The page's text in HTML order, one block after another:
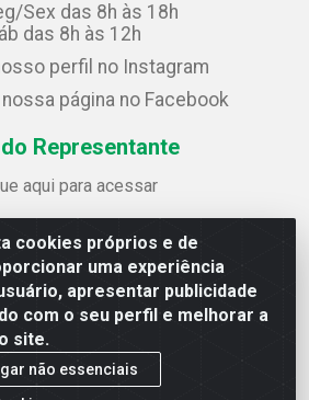
cookies próprios e de
uma experiência
apresentar publicidade
com o seu perfil e melhorar a
site.
não essenciais
Sex das 8h às 18h
das 8h às 12h
perfil no Instagram
página no Facebook
Representante
aqui para acessar
Novolar Ltda
430 - Prazeres - Jaboatão dos
/ PE - CEP 54.325-610
09.930.165/0013-70